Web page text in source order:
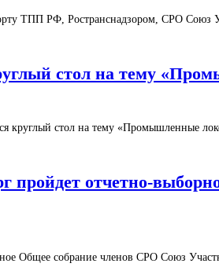
ТПП РФ, Ространснадзором, СРО Союз
стол на тему
круглый стол на тему «Промышленные
пройдет отчетно-
Общее собрание членов СРО Союз